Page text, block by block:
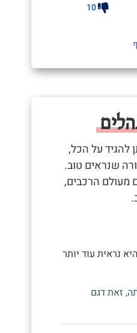
10
להגיד על הכל,
שנראים טוב.
מעולם הרכבים,
נראית עוד יותר
זאת דגם